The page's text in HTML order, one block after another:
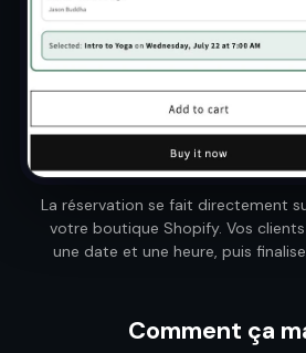
La réservation se fait directement
votre boutique Shopify. Vos
une date et une heure, puis
Comment ça